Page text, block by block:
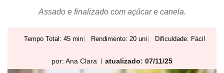
Assado e finalizado com açúcar e canela.
Tempo Total: 45 min Rendimento: 20 uni Dificuldade: Fácil
por: Ana Clara atualizado: 07/11/25